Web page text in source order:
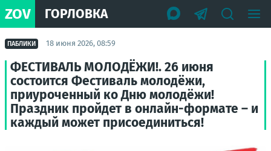
ZOV ГОРЛОВКА
ПАБЛИКИ 18 июня 2026, 08:59
ФЕСТИВАЛЬ МОЛОДЁЖИ!. 26 июня
состоится Фестиваль молодёжи,
приуроченный ко Дню молодёжи!
Праздник пройдет в онлайн-формате – и
каждый может присоединиться!